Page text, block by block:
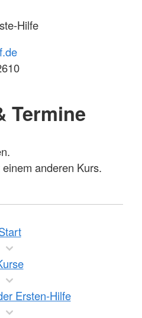
Hilfe
Termine
anderen Kurs.
Ersten-Hilfe